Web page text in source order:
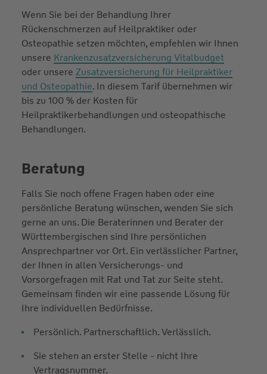
Wenn Sie bei der Behandlung Ihrer
Rückenschmerzen auf Heilpraktiker oder
Osteopathie setzen möchten, empfehlen wir Ihnen
unsere Krankenzusatzversicherung Vitalbudget
oder unsere Zusatzversicherung für Heilpraktiker
und Osteopathie. In diesem Tarif übernehmen wir
bis zu 100 % der Kosten für
Heilpraktikerbehandlungen und osteopathische
Behandlungen.
Beratung
Falls Sie noch offene Fragen haben oder eine
persönliche Beratung wünschen, wenden Sie sich
gerne an uns. Die Beraterinnen und Berater der
Württembergischen sind Ihre persönlichen
Ansprechpartner vor Ort. Ein verlässlicher Partner,
der Ihnen in allen Versicherungs- und
Vorsorgefragen mit Rat und Tat zur Seite steht.
Gemeinsam finden wir eine passende Lösung für
Ihre individuellen Bedürfnisse.
Persönlich. Partnerschaftlich. Verlässlich.
Sie stehen an erster Stelle - nicht Ihre
Vertragsnummer.